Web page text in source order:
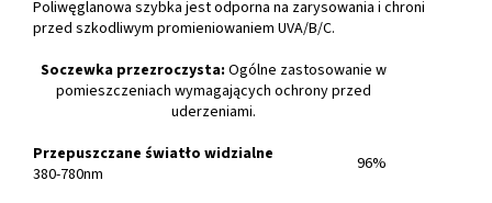
Poliwęglanowa szybka jest odporna na zarysowania i chroni
przed szkodliwym promieniowaniem UVA/B/C.
Soczewka przezroczysta: Ogólne zastosowanie w
pomieszczeniach wymagających ochrony przed
uderzeniami.
Przepuszczane światło widzialne
380-780nm
96%